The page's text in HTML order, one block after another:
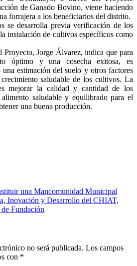
de Ganado Bovino, viene haciendo
forrajera a los beneficiarios del distrito.
se desarrolla previa verificación de los
instalación de cultivos específicos como
Proyecto, Jorge Álvarez, indica que para
óptimo y una cosecha exitosa, es
estimación del suelo y otros factores
saludable de los cultivos. La
mejorar la calidad y cantidad de los
saludable y equilibrado para el
una buena producción.
una Mancomunidad Municipal
Inovación y Desarrollo del CHIAT,
Fundación
no será publicada. Los campos
con *